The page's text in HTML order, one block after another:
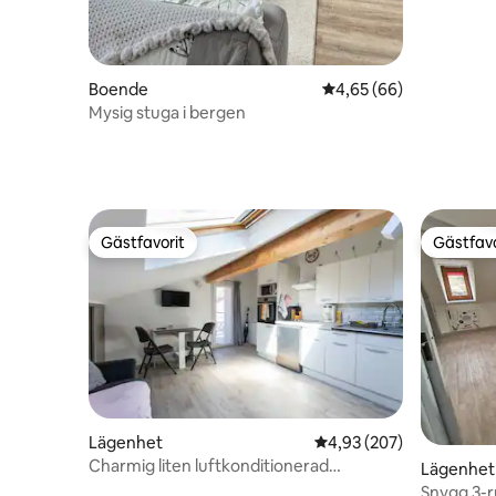
Boende 4,65 av 5 i
4,65 (66)
Mysig stuga i bergen
Gästfavorit
Gästfavorit
Lägenhet 4,93 av 5 i
4,93 (207)
Charmig liten luftkonditionerad
Lägenhet